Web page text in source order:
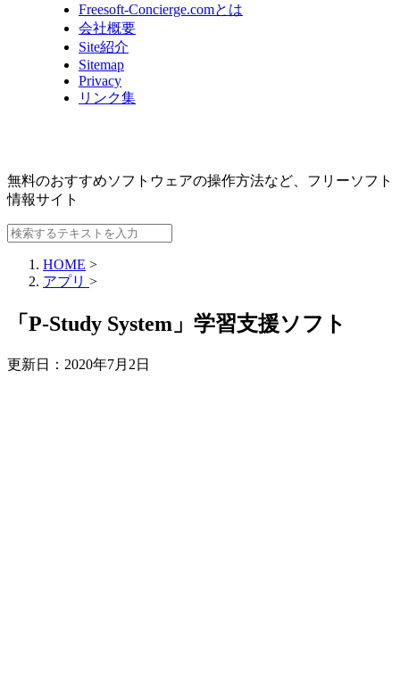
Freesoft-Concierge.comとは
会社概要
Site紹介
Sitemap
Privacy
リンク集
無料のおすすめソフトウェアの操作方法など、 フリーソフト
情報サイト
HOME >
アプリ >
「P-Study System」学習支援ソフト
更新日： 2020年7月2日